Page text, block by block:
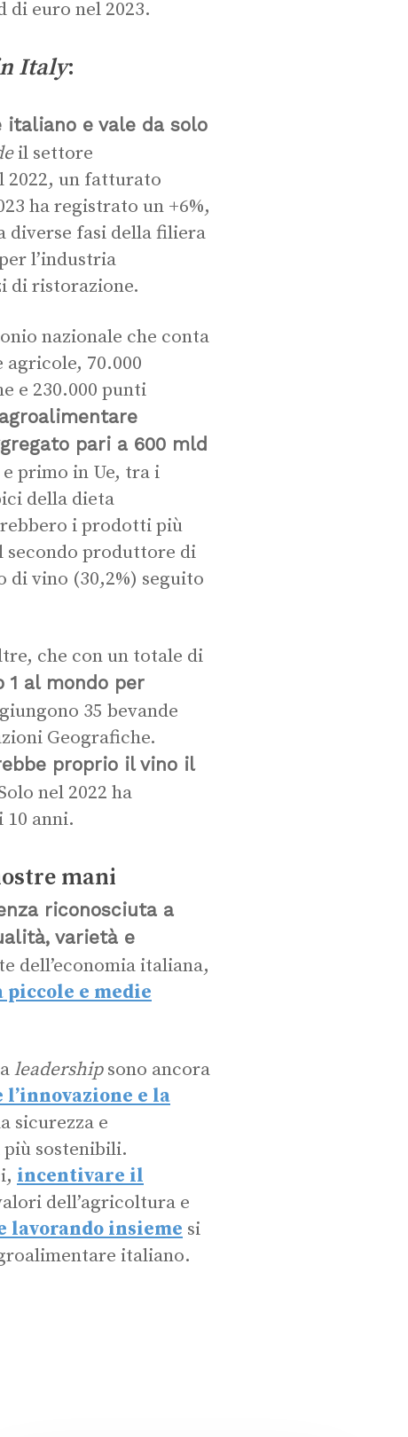
euro nel 2023.
Italy:
italiano e vale da solo
il settore
un fatturato
ha registrato un +6%,
diverse fasi della filiera
l’industria
di ristorazione.
nazionale che conta
agricole, 70.000
e 230.000 punti
pari a 600 mld
primo in Ue, tra i
della dieta
i prodotti più
secondo produttore di
di vino (30,2%) seguito
che con un totale di
1 al mondo per
35 bevande
Geografiche.
proprio il vino il
nel 2022 ha
10 anni.
mani
riconosciuta a
varietà e
dell’economia italiana,
e medie
leadershipsono ancora
e la
sicurezza e
più sostenibili.
incentivare il
dell’agricoltura e
lavorando insieme si
italiano.